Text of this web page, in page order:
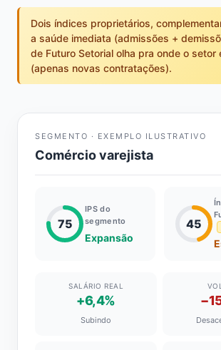
Dois índices proprietários,
a saúde imediata (admissões +
de Futuro Setorial olha pra onde o setor
(apenas novas contratações).
SEGMENTO · EXEMPLO ILUSTRATIVO
Comércio varejista
75
IPS do
segmento
Expansão
45
SALÁRIO REAL
+6,4%
Subindo